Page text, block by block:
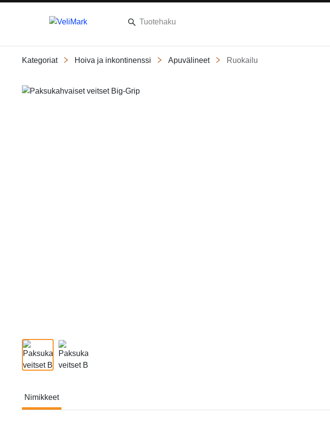
Kategoriat Hoiva ja inkontinenssi Apuvälineet Ruokailu
Slide 1 of 2
Nimikkeet